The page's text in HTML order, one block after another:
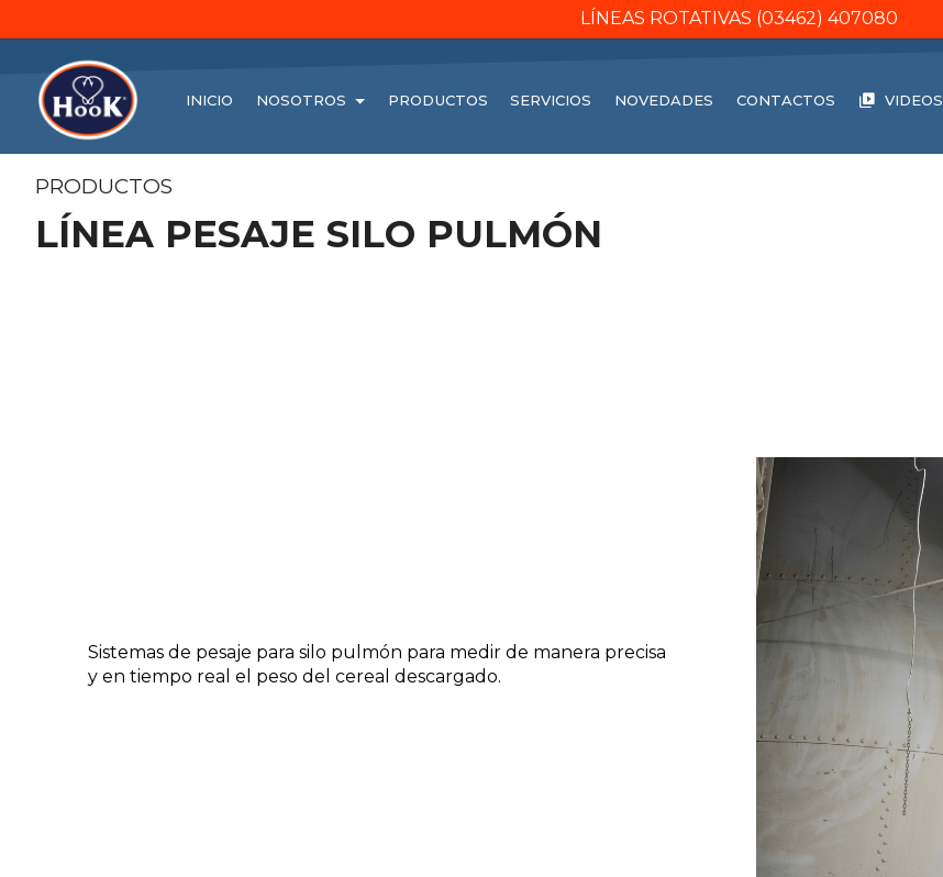
PRODUCTOS
LÍNEA PESAJE SILO PULMÓN
Sistemas de pesaje para silo pulmón para medir de manera precisa
y en tiempo real el peso del cereal descargado.
LÍNEAS ROTATIVAS (03462) 407080
INICIO NOSOTROS PRODUCTOS SERVICIOS NOVEDADES CONTACTOS VIDEOS